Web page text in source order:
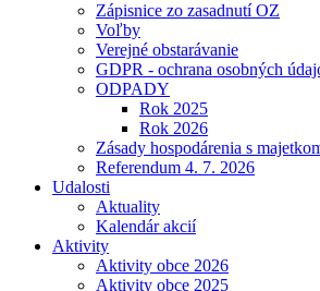
Zápisnice zo zasadnutí OZ
Voľby
Verejné obstarávanie
GDPR - ochrana osobných
ODPADY
Rok 2025
Rok 2026
Zásady hospodárenia s
Referendum 4. 7. 2026
Udalosti
Aktuality
Kalendár akcií
Aktivity
Aktivity obce 2026
Aktivity obce 2025